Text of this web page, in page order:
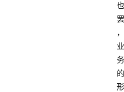
也
罢
，
业
务
的
形